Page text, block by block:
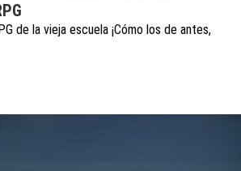
de la vieja escuela ¡Cómo los de antes,